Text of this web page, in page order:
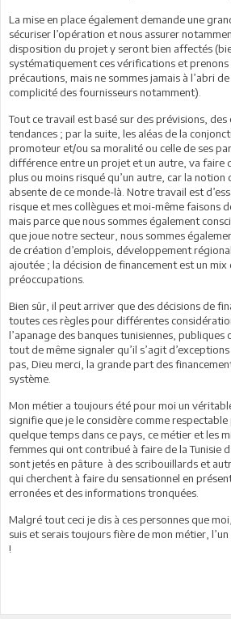
La mise en place également demande une
sécuriser l’opération et nous assurer
disposition du projet y seront bien affectés
systématiquement ces vérifications et prenons
précautions, mais ne sommes jamais à l’abri
complicité des fournisseurs notamment).
Tout ce travail est basé sur des prévisions,
tendances ; par la suite, les aléas de la
promoteur et/ou sa moralité ou celle de ses
différence entre un projet et un autre, va faire
plus ou moins risqué qu’un autre, car la notion
absente de ce monde-là. Notre travail est
risque et mes collègues et moi-même faisons
mais parce que nous sommes également
que joue notre secteur, nous sommes
de création d’emplois, développement
ajoutée ; la décision de financement est un mix
préoccupations.
Bien sûr, il peut arriver que des décisions de
toutes ces règles pour différentes
l’apanage des banques tunisiennes, publiques
tout de même signaler qu’il s’agit
pas, Dieu merci, la grande part des
système.
Mon métier a toujours été pour moi un
signifie que je le considère comme
quelque temps dans ce pays, ce métier et les
femmes qui ont contribué à faire de la Tunisie
sont jetés en pâture à des scribouillards et
qui cherchent à faire du sensationnel en
erronées et des informations tronquées.
Malgré tout ceci je dis à ces personnes que
suis et serais toujours fière de mon métier,
!